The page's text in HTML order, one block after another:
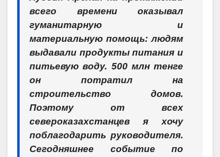
всего времени оказывал
гуманитарную и
материальную помощь: людям
выдавали продукты питания и
питьевую воду. 500 млн тенге
он потратил на
строительство домов.
Поэтому от всех
североказахстанцев я хочу
поблагодарить руководителя.
Сегодняшнее событие по